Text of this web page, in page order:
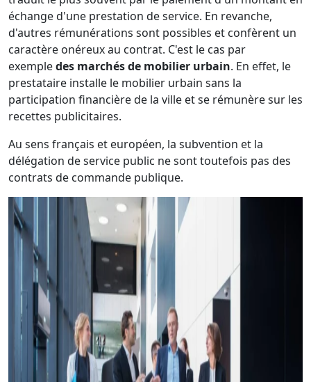
échange d'une prestation de service. En revanche,
d'autres rémunérations sont possibles et confèrent un
caractère onéreux au contrat. C'est le cas par
exempledes marchés de mobilier urbain. En effet, le
prestataire installe le mobilier urbain sans la
participation financière de la ville et se rémunère sur les
recettes publicitaires.
Au sens français et européen, la subvention et la
délégation de service public ne sont toutefois pas des
contrats de commande publique.